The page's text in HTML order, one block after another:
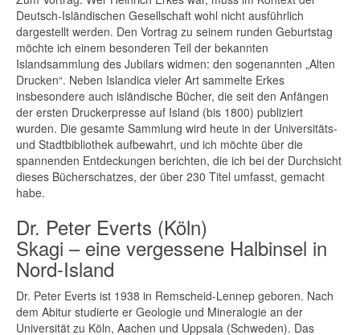
Deutsch-Isländischen Gesellschaft wohl nicht ausführlich
dargestellt werden. Den Vortrag zu seinem runden Geburtstag
möchte ich einem besonderen Teil der bekannten
Islandsammlung des Jubilars widmen: den sogenannten „Alten
Drucken“. Neben Islandica vieler Art sammelte Erkes
insbesondere auch isländische Bücher, die seit den Anfängen
der ersten Druckerpresse auf Island (bis 1800) publiziert
wurden. Die gesamte Sammlung wird heute in der Universitäts-
und Stadtbibliothek aufbewahrt, und ich möchte über die
spannenden Entdeckungen berichten, die ich bei der Durchsicht
dieses Bücherschatzes, der über 230 Titel umfasst, gemacht
habe.
Dr. Peter Everts (Köln)
Skagi – eine vergessene Halbinsel in
Nord-Island
Dr. Peter Everts ist 1938 in Remscheid-Lennep geboren. Nach
dem Abitur studierte er Geologie und Mineralogie an der
Universität zu Köln, Aachen und Uppsala (Schweden). Das